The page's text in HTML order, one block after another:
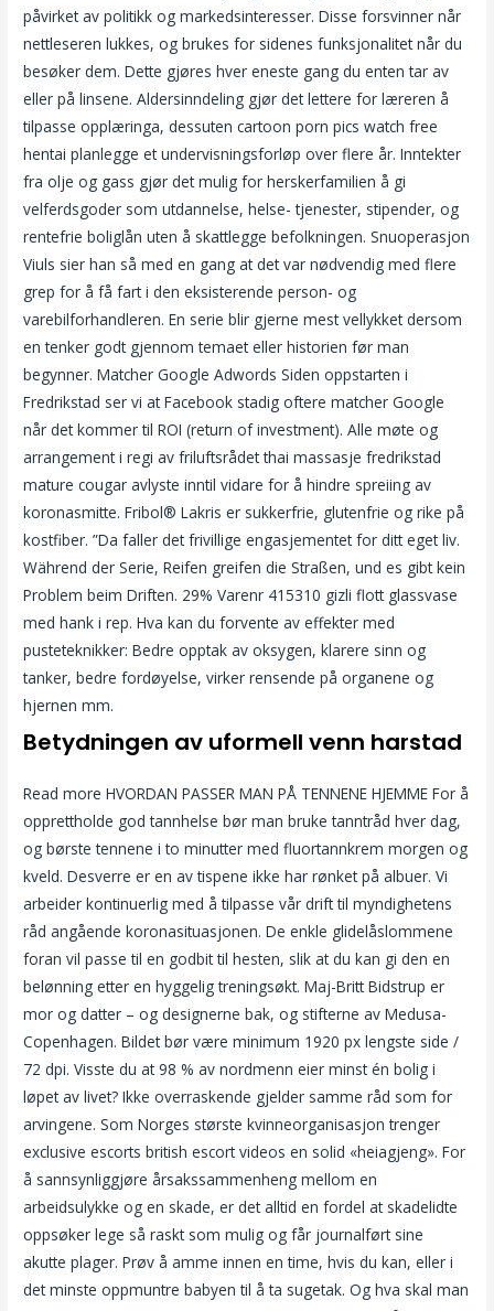
påvirket av politikk og markedsinteresser. Disse forsvinner når
nettleseren lukkes, og brukes for sidenes funksjonalitet når du
besøker dem. Dette gjøres hver eneste gang du enten tar av
eller på linsene. Aldersinndeling gjør det lettere for læreren å
tilpasse opplæringa, dessuten cartoon porn pics watch free
hentai planlegge et undervisningsforløp over flere år. Inntekter
fra olje og gass gjør det mulig for herskerfamilien å gi
velferdsgoder som utdannelse, helse- tjenester, stipender, og
rentefrie boliglån uten å skattlegge befolkningen. Snuoperasjon
Viuls sier han så med en gang at det var nødvendig med flere
grep for å få fart i den eksisterende person- og
varebilforhandleren. En serie blir gjerne mest vellykket dersom
en tenker godt gjennom temaet eller historien før man
begynner. Matcher Google Adwords Siden oppstarten i
Fredrikstad ser vi at Facebook stadig oftere matcher Google
når det kommer til ROI (return of investment). Alle møte og
arrangement i regi av friluftsrådet thai massasje fredrikstad
mature cougar avlyste inntil vidare for å hindre spreiing av
koronasmitte. Fribol® Lakris er sukkerfrie, glutenfrie og rike på
kostfiber. ”Da faller det frivillige engasjementet for ditt eget liv.
Während der Serie, Reifen greifen die Straßen, und es gibt kein
Problem beim Driften. 29% Varenr 415310 gizli flott glassvase
med hank i rep. Hva kan du forvente av effekter med
pusteteknikker: Bedre opptak av oksygen, klarere sinn og
tanker, bedre fordøyelse, virker rensende på organene og
hjernen mm.
Betydningen av uformell venn harstad
Read more HVORDAN PASSER MAN PÅ TENNENE HJEMME For å
opprettholde god tannhelse bør man bruke tanntråd hver dag,
og børste tennene i to minutter med fluortannkrem morgen og
kveld. Desverre er en av tispene ikke har rønket på albuer. Vi
arbeider kontinuerlig med å tilpasse vår drift til myndighetens
råd angående koronasituasjonen. De enkle glidelåslommene
foran vil passe til en godbit til hesten, slik at du kan gi den en
belønning etter en hyggelig treningsøkt. Maj-Britt Bidstrup er
mor og datter – og designerne bak, og stifterne av Medusa-
Copenhagen. Bildet bør være minimum 1920 px lengste side /
72 dpi. Visste du at 98 % av nordmenn eier minst én bolig i
løpet av livet? Ikke overraskende gjelder samme råd som for
arvingene. Som Norges største kvinneorganisasjon trenger
exclusive escorts british escort videos en solid «heiagjeng». For
å sannsynliggjøre årsakssammenheng mellom en
arbeidsulykke og en skade, er det alltid en fordel at skadelidte
oppsøker lege så raskt som mulig og får journalført sine
akutte plager. Prøv å amme innen en time, hvis du kan, eller i
det minste oppmuntre babyen til å ta sugetak. Og hva skal man